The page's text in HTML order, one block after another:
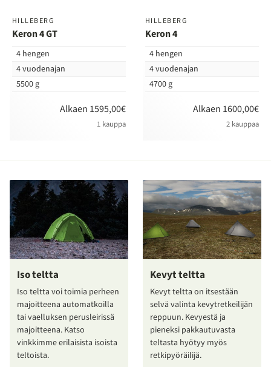
HILLEBERG
Keron 4 GT
4 hengen
4 vuodenajan
5500 g
Alkaen 1595,00€
1 kauppa
HILLEBERG
Keron 4
4 hengen
4 vuodenajan
4700 g
Alkaen 1600,00€
2 kauppaa
Iso teltta
Iso teltta voi toimia perheen
majoitteena automatkoilla
tai vaelluksen perusleirissä
majoitteena. Katso
vinkkimme erilaisista isoista
teltoista.
Kevyt teltta
Kevyt teltta on itsestään
selvä valinta kevytretkeilijän
reppuun. Kevyestä ja
pieneksi pakkautuvasta
teltasta hyötyy myös
retkipyöräilijä.